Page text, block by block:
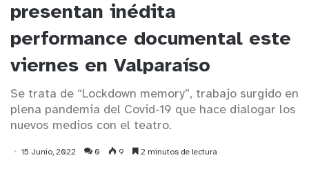
presentan inédita
performance documental este
viernes en Valparaíso
Se trata de “Lockdown memory”, trabajo surgido en
plena pandemia del Covid-19 que hace dialogar los
nuevos medios con el teatro.
15 Junio, 2022 0 9 2 minutos de lectura